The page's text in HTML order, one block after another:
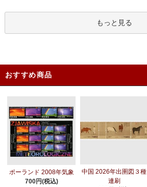
もっと見る
おすすめ商品
ポーランド 2008年気象
700円(税込)
中国 2026年出圉図３種
連刷